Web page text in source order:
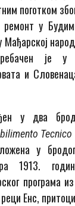
поготком
у
Мађарској
је у
и
у два
у
1913.
програма
Енс,